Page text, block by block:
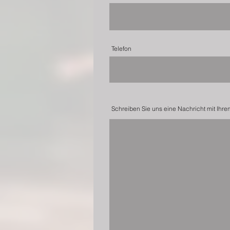
Telefon
Schreiben Sie uns eine Nachricht mit